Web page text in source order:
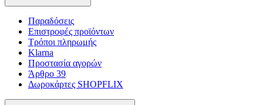
Παραδόσεις
Επιστροφές προϊόντων
Τρόποι πληρωμής
Klarna
Προστασία αγορών
Άρθρο 39
Δωροκάρτες SHOPFLIX